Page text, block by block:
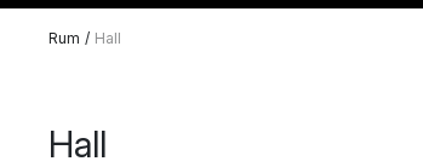
Rum / Hall
Hall